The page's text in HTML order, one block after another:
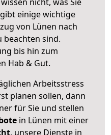
einige wichtige
von Lünen nach
beachten sind.
bis hin zum
Hab & Gut.
Arbeitsstress
planen sollen, dann
für Sie und stellen
in Lünen mit einer
, unsere Dienste in